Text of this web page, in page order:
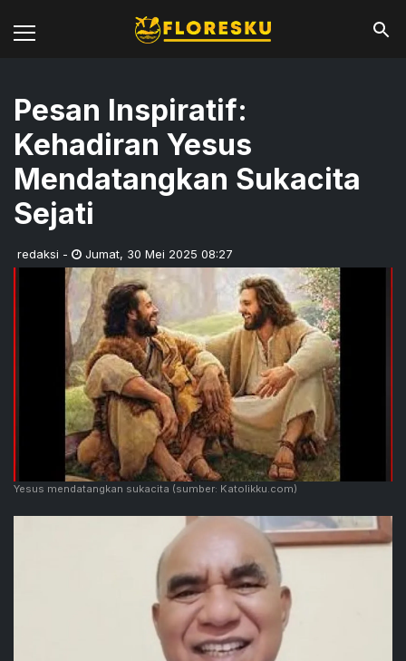
Pesan Inspiratif:
Kehadiran Yesus
Mendatangkan Sukacita
Sejati
redaksi - Jumat, 30 Mei 2025 08:27
Yesus mendatangkan sukacita (sumber: Katolikku.com)